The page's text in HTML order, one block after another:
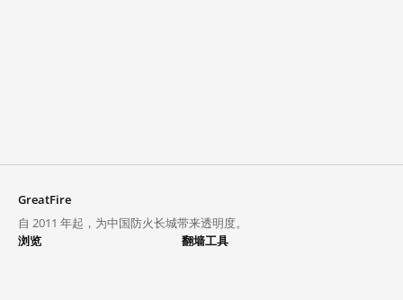
GreatFire
自 2011 年起，为中国防火长城带来透明度。
浏览
翻墙工具